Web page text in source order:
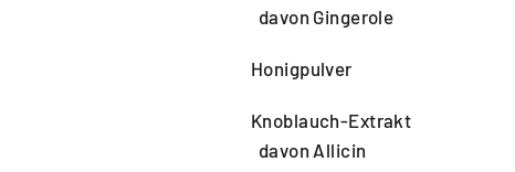
davon Gingerole
Honigpulver
Knoblauch-Extrakt
davon Allicin